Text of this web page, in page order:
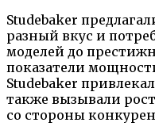
Studebaker
разный вкус и
моделей до
показатели
Studebaker
также вызывали
со стороны